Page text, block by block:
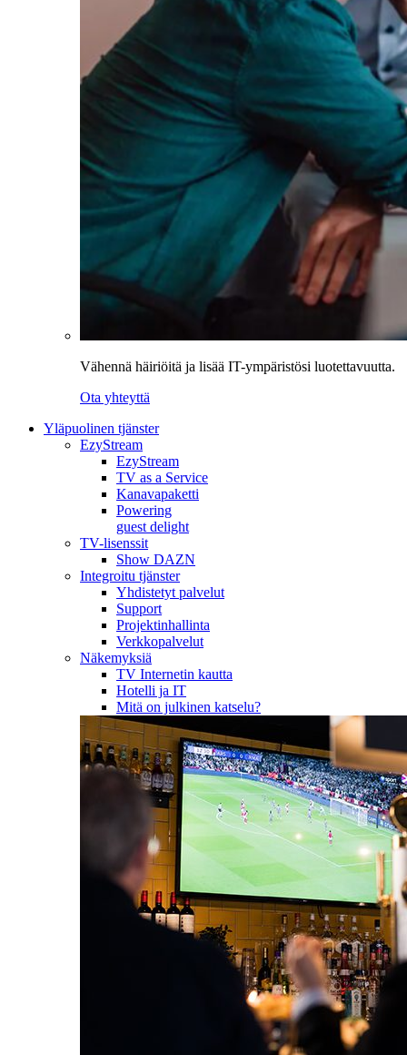
Vähennä häiriöitä ja lisää IT-ympäristösi luotettavuutta.
Ota yhteyttä
Yläpuolinen tjänster
EzyStream
EzyStream
TV as a Service
Kanavapaketti
Powering
guest delight
TV-lisenssit
Show DAZN
Integroitu tjänster
Yhdistetyt palvelut
Support
Projektinhallinta
Verkkopalvelut
Näkemyksiä
TV Internetin kautta
Hotelli ja IT
Mitä on julkinen katselu?